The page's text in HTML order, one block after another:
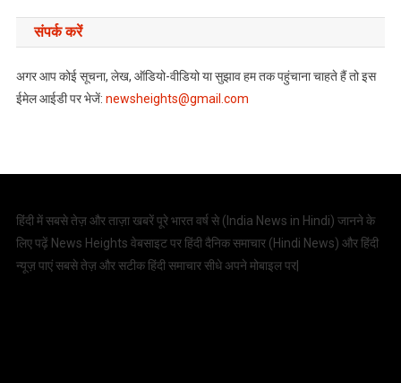
संपर्क करें
अगर आप कोई सूचना, लेख, ऑडियो-वीडियो या सुझाव हम तक पहुंचाना चाहते हैं तो इस
ईमेल आईडी पर भेजें: newsheights@gmail.com
हिंदी में सबसे तेज़ और ताज़ा खबरें पूरे भारत वर्ष से ( India News in Hindi) जानने के
लिए पढ़ें News Heights वेबसाइट पर हिंदी दैनिक समाचार (Hindi News) और हिंदी
न्यूज़ पाएं सबसे तेज़ और सटीक हिंदी समाचार सीधे अपने मोबाइल पर|